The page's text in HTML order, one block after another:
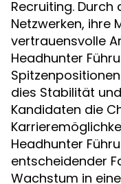
Recruiting. Durch
Netzwerken, ihre
vertrauensvolle
Headhunter
dies Stabilität
Kandidaten die
Headhunter
entscheidender
Wachstum in